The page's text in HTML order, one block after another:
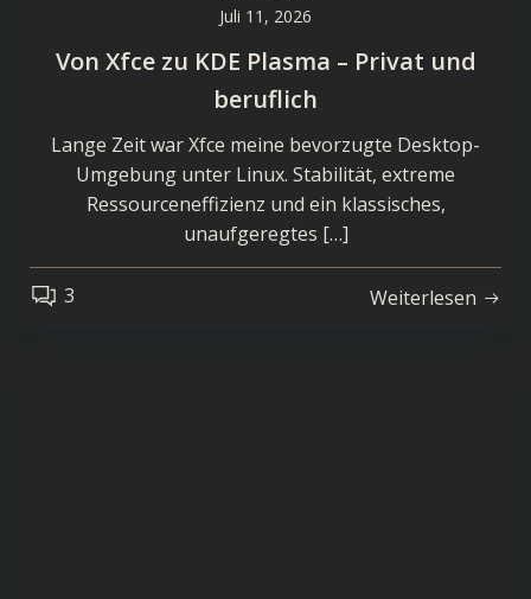
Juli 11, 2026
Von Xfce zu KDE Plasma – Privat und
beruflich
Lange Zeit war Xfce meine bevorzugte Desktop-
Umgebung unter Linux. Stabilität, extreme
Ressourceneffizienz und ein klassisches,
unaufgeregtes […]
3 Weiterlesen